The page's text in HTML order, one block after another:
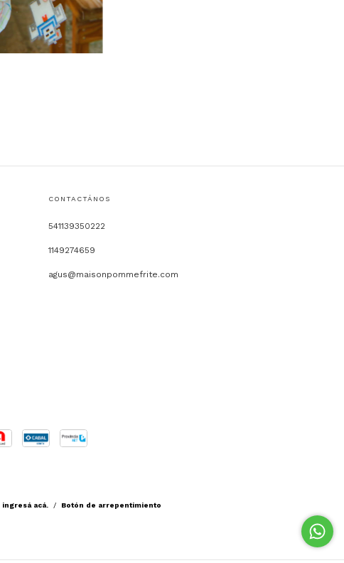
CONTACTÁNOS
541139350222
1149274659
agus@maisonpommefrite.com
ingresá acá. / Botón de arrepentimiento